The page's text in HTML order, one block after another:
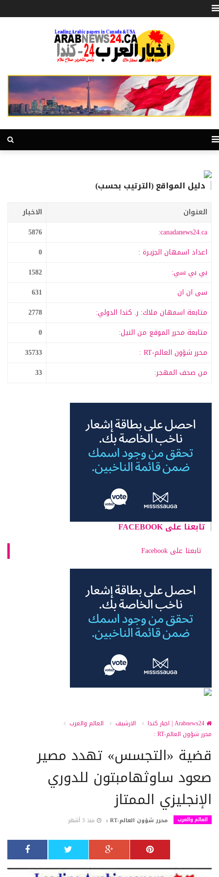
دليل المواقع (الترتيب بحسب)
العنوان
الاخبار
canadanews24.ca:
5876
اعداد اسمهان الجزيرة :
0
بي بي سي:
1582
سى ان ان
631
متابعة اسمهان ملاك: ر. كندا الدولي:
2778
متابعة محرر الموقع من النيل:
0
محرر شؤون العالم-RT :
35733
من صحف المهجر:
33
تابعنا على FACEBOOK
تابعنا على Facebook
الارشيف
العالم والعرب
محرر شؤون العالم-RT :
قضية «التجسس» تهدد مصير
صعود ساوثهامبتون للدوري
الإنجليزي الممتاز
العالم والعرب محرر شؤون العالم-RT : منذ 3 أشهر